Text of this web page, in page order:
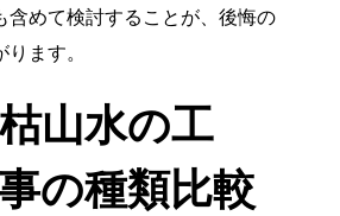
含めて検討することが、後悔の
ます。
山水の工
の種類比較